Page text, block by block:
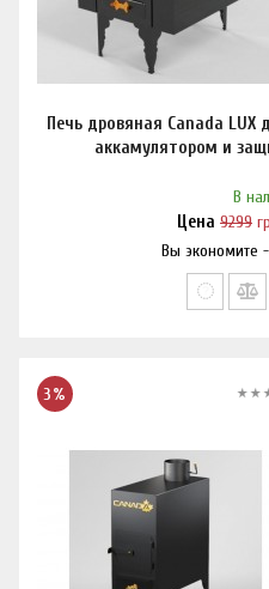
Печь дровяная Canada LUX
аккамулятором и
В
Цена 9299
Вы экономите -
Нашли
3%